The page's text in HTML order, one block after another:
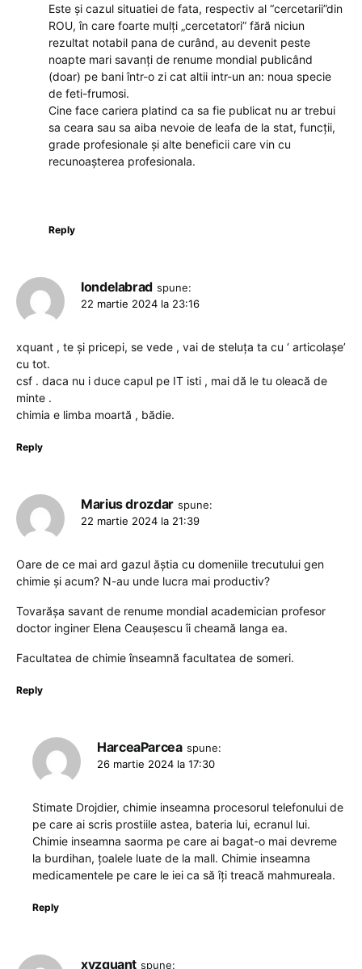
Este și cazul situatiei de fata, respectiv al “cercetarii”din
ROU, în care foarte mulți „cercetatori” fără niciun
rezultat notabil pana de curând, au devenit peste
noapte mari savanți de renume mondial publicând
(doar) pe bani într-o zi cat altii intr-un an: noua specie
de feti-frumosi.
Cine face cariera platind ca sa fie publicat nu ar trebui
sa ceara sau sa aiba nevoie de leafa de la stat, funcții,
grade profesionale și alte beneficii care vin cu
recunoașterea profesionala.
Reply
Iondelabrad spune:
22 martie 2024 la 23:16
xquant , te și pricepi, se vede , vai de steluța ta cu ‘ articolașe’
cu tot.
csf . daca nu i duce capul pe IT isti , mai dă le tu oleacă de
minte .
chimia e limba moartă , bădie.
Reply
Marius drozdar spune:
22 martie 2024 la 21:39
Oare de ce mai ard gazul ăștia cu domeniile trecutului gen
chimie și acum? N-au unde lucra mai productiv?
Tovarășa savant de renume mondial academician profesor
doctor inginer Elena Ceaușescu îi cheamă langa ea.
Facultatea de chimie înseamnă facultatea de someri.
Reply
HarceaParcea spune:
26 martie 2024 la 17:30
Stimate Drojdier, chimie inseamna procesorul telefonului de
pe care ai scris prostiile astea, bateria lui, ecranul lui.
Chimie inseamna saorma pe care ai bagat-o mai devreme
la burdihan, țoalele luate de la mall. Chimie inseamna
medicamentele pe care le iei ca să îți treacă mahmureala.
Reply
xyzquant spune: